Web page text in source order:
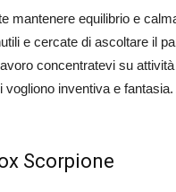
mantenere equilibrio e
e cercate di ascoltare il
concentratevi su
inventiva e
Scorpione